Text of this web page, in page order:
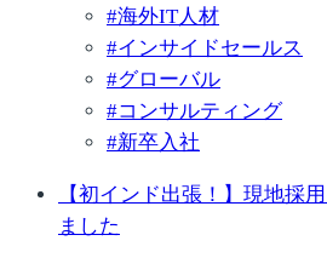
#海外IT人材
#インサイドセールス
#グローバル
#コンサルティング
#新卒入社
【初インド出張！】現地採
ました